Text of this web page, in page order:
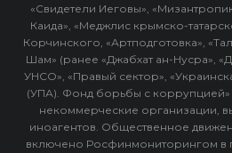
«Свидетели Иеговы»,
Каида», «Меджлис крымско-
Корчинского, «Артподготовка»,
Шам» (ранее «Джабхат ан-Нусра»,
УНСО», «Правый сектор»,
(УПА). Фонд борьбы с коррупцией»
некоммерческие организации,
иноагентов. Общественное
включено Росфинмониторингом в